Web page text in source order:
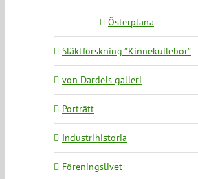
Österplana
Släktforskning ”Kinnekullebor”
von Dardels galleri
Porträtt
Industrihistoria
Föreningslivet